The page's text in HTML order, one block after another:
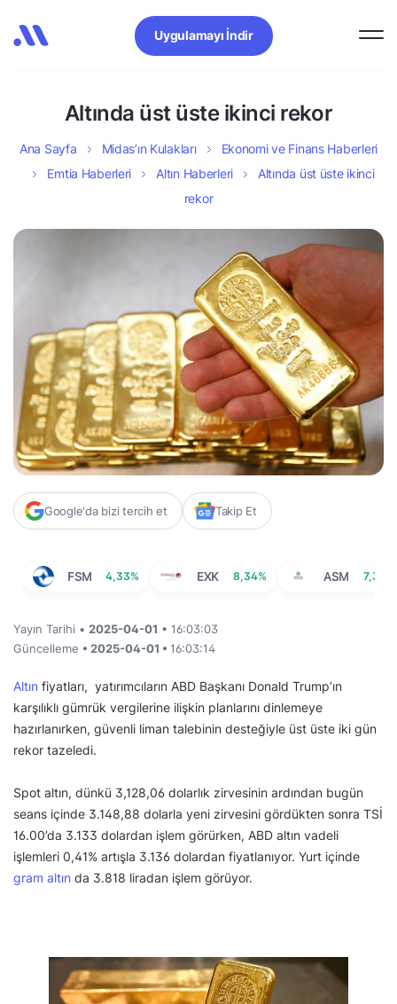
Uygulamayı İndir
Altında üst üste ikinci rekor
Ana Sayfa Midas’ın Kulakları
Ekonomi ve Finans Haberleri
Emtia Haberleri
Altın Haberleri
Altında üst üste ikinci
rekor
Google'da bizi tercih et Takip Et
FSM 4,33% EXK 8,34% ASM 7,32%
Yayın Tarihi • 2025-04-01 • 16:03:03
Güncelleme • 2025-04-01 • 16:03:14
Altın fiyatları, yatırımcıların ABD Başkanı Donald Trump’ın
karşılıklı gümrük vergilerine ilişkin planlarını dinlemeye
hazırlanırken, güvenli liman talebinin desteğiyle üst üste iki gün
rekor tazeledi.
Spot altın, dünkü 3,128,06 dolarlık zirvesinin ardından bugün
seans içinde 3.148,88 dolarla yeni zirvesini gördükten sonra TSİ
16.00’da 3.133 dolardan işlem görürken, ABD altın vadeli
işlemleri 0,41% artışla 3.136 dolardan fiyatlanıyor. Yurt içinde
gram altın da 3.818 liradan işlem görüyor.